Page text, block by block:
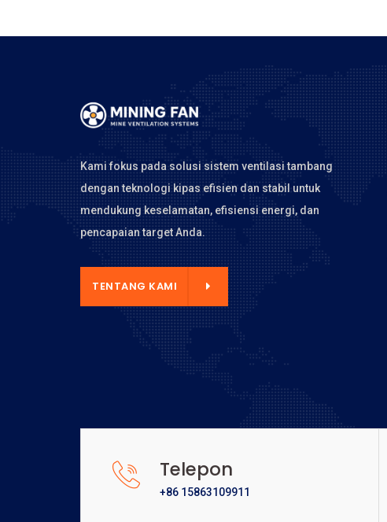
Kami fokus pada solusi sistem ventilasi tambang
dengan teknologi kipas efisien dan stabil untuk
mendukung keselamatan, efisiensi energi, dan
pencapaian target Anda.
TENTANG KAMI
Telepon
+86 15863109911